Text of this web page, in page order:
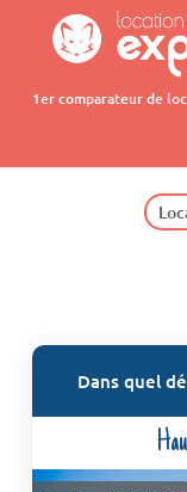
1er comparateur de
Dans quel